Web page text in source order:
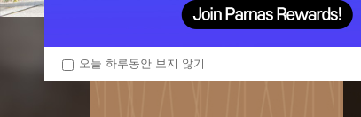
OUR HOTEL
오늘 하루동안 보지 않기